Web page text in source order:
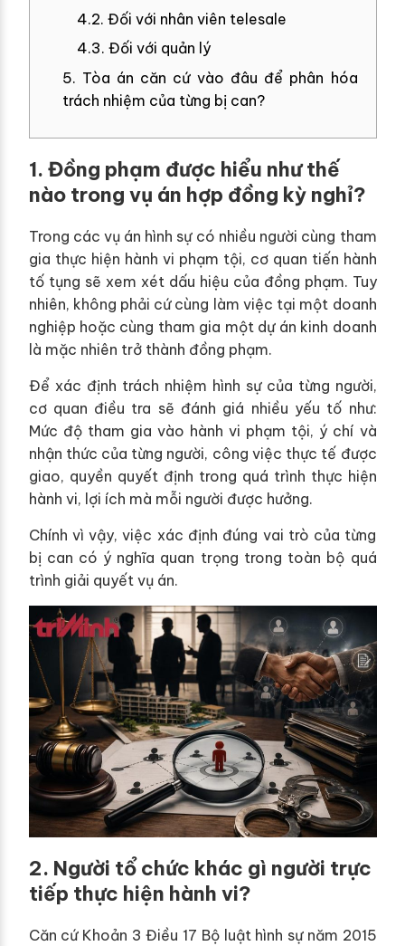
4.2. Đối với nhân viên telesale
4.3. Đối với quản lý
5. Tòa án căn cứ vào đâu để phân hóa
trách nhiệm của từng bị can?
1. Đồng phạm được hiểu như thế
nào trong vụ án hợp đồng kỳ nghỉ?
Trong các vụ án hình sự có nhiều người cùng tham
gia thực hiện hành vi phạm tội, cơ quan tiến hành
tố tụng sẽ xem xét dấu hiệu của đồng phạm. Tuy
nhiên, không phải cứ cùng làm việc tại một doanh
nghiệp hoặc cùng tham gia một dự án kinh doanh
là mặc nhiên trở thành đồng phạm.
Để xác định trách nhiệm hình sự của từng người,
cơ quan điều tra sẽ đánh giá nhiều yếu tố như:
Mức độ tham gia vào hành vi phạm tội, ý chí và
nhận thức của từng người, công việc thực tế được
giao, quyền quyết định trong quá trình thực hiện
hành vi, lợi ích mà mỗi người được hưởng.
Chính vì vậy, việc xác định đúng vai trò của từng
bị can có ý nghĩa quan trọng trong toàn bộ quá
trình giải quyết vụ án.
2. Người tổ chức khác gì người trực
tiếp thực hiện hành vi?
Căn cứ Khoản 3 Điều 17 Bộ luật hình sự năm 2015